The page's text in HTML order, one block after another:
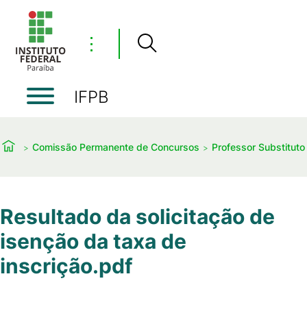
⋮
IFPB
Comissão Permanente de Concursos Professor Substituto
Resultado da solicitação de
isenção da taxa de
inscrição.pdf